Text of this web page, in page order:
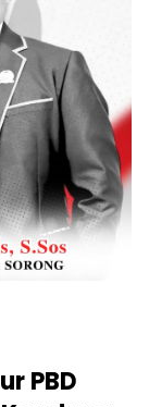
PBD